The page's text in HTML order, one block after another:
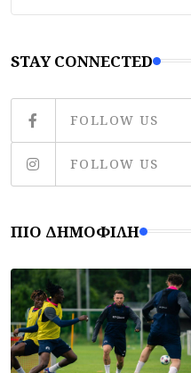
STAY CONNECTED
FOLLOW US
FOLLOW US
ΠΙΟ ΔΗΜΟΦΙΛΉ